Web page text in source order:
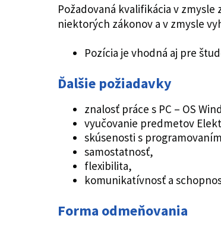
Požadovaná kvalifikácia v
niektorých zákonov a v zmysle
Pozícia je vhodná aj pre
Ďalšie požiadavky
znalosť práce s PC – OS
vyučovanie predmetov
skúsenosti s
samostatnosť,
flexibilita,
komunikatívnosť a
Forma odmeňovania